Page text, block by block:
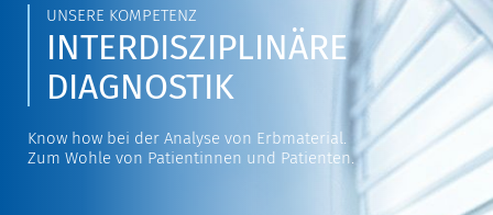
UNSERE KOMPETENZ
INTERDISZIPLINÄRE
DIAGNOSTIK
Know how bei der Analyse von Erbmaterial.
Zum Wohle von Patientinnen und Patienten.